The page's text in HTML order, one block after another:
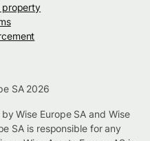
property
SA 2026
Wise Europe SA and Wise
SA is responsible for any